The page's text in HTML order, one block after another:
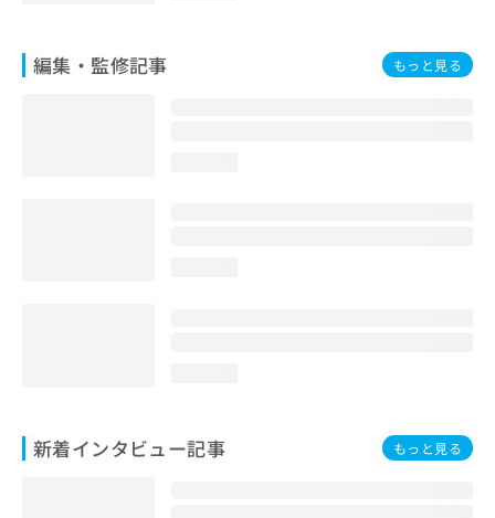
編集・監修記事 もっと見る
新着インタビュー記事 もっと見る